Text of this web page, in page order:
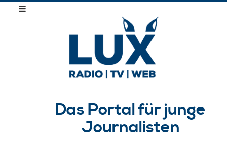
Das Portal für junge
Journalisten